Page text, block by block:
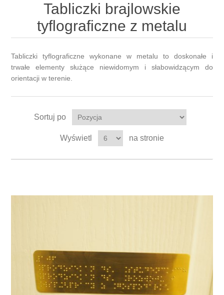
Tabliczki brajlowskie
tyflograficzne z metalu
Tabliczki tyflograficzne wykonane w metalu to doskonałe i
trwałe elementy służące niewidomym i słabowidzącym do
orientacji w terenie.
Sortuj po
Wyświetl na stronie